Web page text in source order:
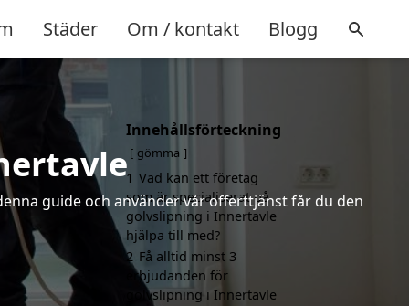
Städer Om / kontakt Blogg
guide och använder vår offerttjänst får du den
Innehållsförteckning
gömma
1 Vad kan ett företag
som är specialiserat på
golvslipning i Innertavle
hjälpa till med?
2 Få alltid minst 3
erbjudanden för
golvslipning i Innertavle